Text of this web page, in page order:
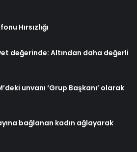
Hırsızlığı
değerinde: Altından daha değerli
unvanı ‘Grup Başkanı’ olarak
bağlanan kadın ağlayarak